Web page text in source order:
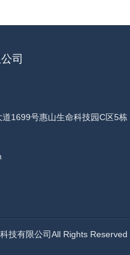
司
1699号惠山生命科技园C区5栋
技有限公司All Rights